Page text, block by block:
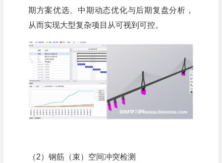
期方案优选、中期动态优化与后期复盘分析，
从而实现大型复杂项目从可视到可控。
（2）钢筋（束）空间冲突检测